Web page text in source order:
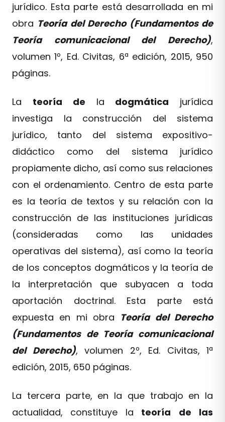
jurídico. Esta parte está desarrollada en mi
obra Teoría del Derecho (Fundamentos de
Teoría comunicacional del Derecho),
volumen 1º, Ed. Civitas, 6ª edición, 2015, 950
páginas.
La teoría de la dogmática jurídica
investiga la construcción del sistema
jurídico, tanto del sistema expositivo-
didáctico como del sistema jurídico
propiamente dicho, así como sus relaciones
con el ordenamiento. Centro de esta parte
es la teoría de textos y su relación con la
construcción de las instituciones jurídicas
(consideradas como las unidades
operativas del sistema), así como la teoría
de los conceptos dogmáticos y la teoría de
la interpretación que subyacen a toda
aportación doctrinal. Esta parte está
expuesta en mi obra Teoría del Derecho
(Fundamentos de Teoría comunicacional
del Derecho), volumen 2º, Ed. Civitas, 1ª
edición, 2015, 650 páginas.
La tercera parte, en la que trabajo en la
actualidad, constituye la teoría de
las